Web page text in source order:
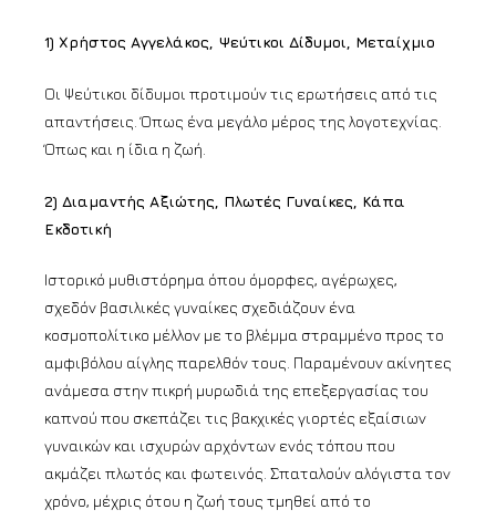
1) Χρήστος Αγγελάκος, Ψεύτικοι Δίδυμοι, Μεταίχμιο
Οι Ψεύτικοι δίδυμοι προτιμούν τις ερωτήσεις από τις
απαντήσεις. Όπως ένα μεγάλο μέρος της λογοτεχνίας.
Όπως και η ίδια η ζωή.
2) Διαμαντής Αξιώτης, Πλωτές Γυναίκες, Κάπα
Εκδοτική
Ιστορικό μυθιστόρημα όπου όμορφες, αγέρωχες,
σχεδόν βασιλικές γυναίκες σχεδιάζουν ένα
κοσμοπολίτικο μέλλον με το βλέμμα στραμμένο προς το
αμφιβόλου αίγλης παρελθόν τους. Παραμένουν ακίνητες
ανάμεσα στην πικρή μυρωδιά της επεξεργασίας του
καπνού που σκεπάζει τις βακχικές γιορτές εξαίσιων
γυναικών και ισχυρών αρχόντων ενός τόπου που
ακμάζει πλωτός και φωτεινός. Σπαταλούν αλόγιστα τον
χρόνο, μέχρις ότου η ζωή τους τμηθεί από το